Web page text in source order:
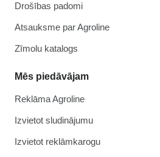
Drošības padomi
Atsauksme par Agroline
Zīmolu katalogs
Mēs piedāvājam
Reklāma Agroline
Izvietot sludinājumu
Izvietot reklāmkarogu